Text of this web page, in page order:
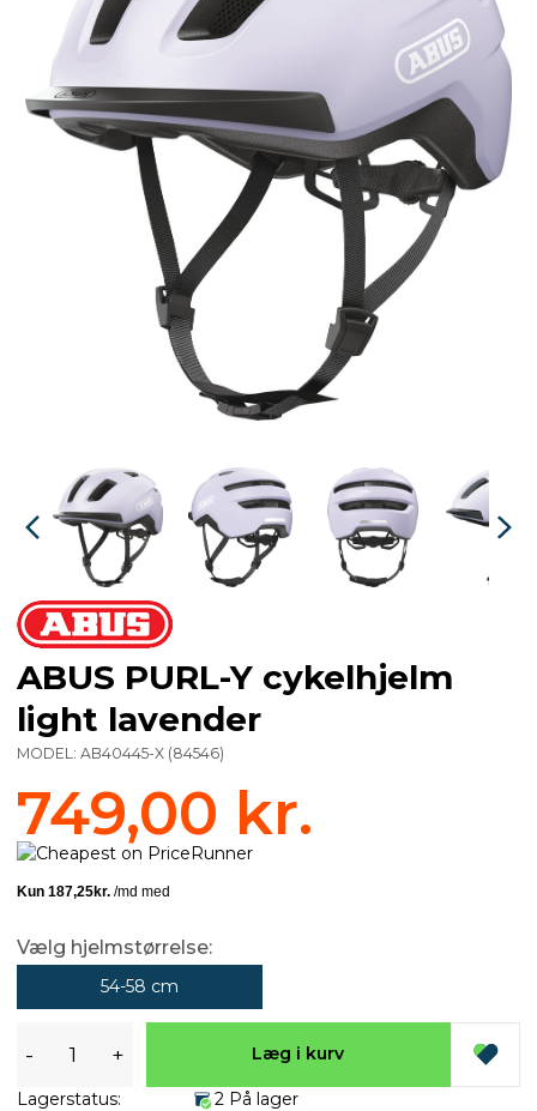
ABUS PURL-Y cykelhjelm
light lavender
MODEL: AB40445-X (84546)
749,00 kr.
Vælg hjelmstørrelse:
54-58 cm
- + Læg i kurv
Lagerstatus:
2 På lager